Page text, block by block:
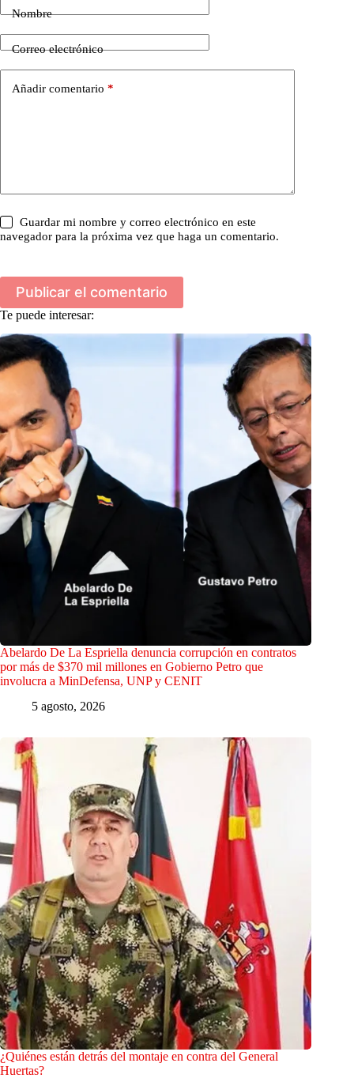
Nombre
Correo electrónico
Añadir comentario *
Guardar mi nombre y correo electrónico en este
navegador para la próxima vez que haga un comentario.
Publicar el comentario
Te puede interesar:
Abelardo De La Espriella denuncia corrupción en contratos
por más de $370 mil millones en Gobierno Petro que
involucra a MinDefensa, UNP y CENIT
5 agosto, 2026
¿Quiénes están detrás del montaje en contra del General
Huertas?